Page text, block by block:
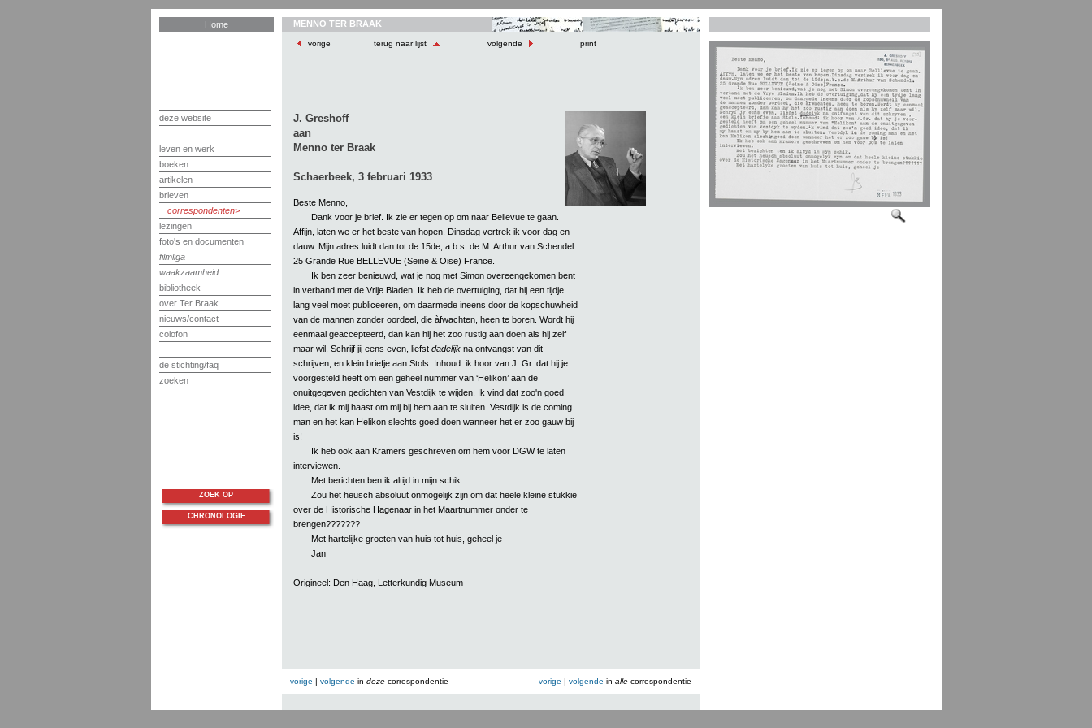
Home
deze website
leven en werk
boeken
artikelen
brieven
correspondenten
lezingen
foto's en documenten
filmliga
waakzaamheid
bibliotheek
over Ter Braak
nieuws/contact
colofon
de stichting/faq
zoeken
MENNO TER BRAAK
vorige terug naar lijst volgende print
J. Greshoff
aan
Menno ter Braak
Schaerbeek, 3 februari 1933
Beste Menno,
Dank voor je brief. Ik zie er tegen op om naar Bellevue te gaan.
Affijn, laten we er het beste van hopen. Dinsdag vertrek ik voor dag en
dauw. Mijn adres luidt dan tot de 15de; a.b.s. de M. Arthur van Schendel.
25 Grande Rue BELLEVUE (Seine & Oise) France.
Ik ben zeer benieuwd, wat je nog met Simon overeengekomen bent
in verband met de Vrije Bladen. Ik heb de overtuiging, dat hij een tijdje
lang veel moet publiceeren, om daarmede ineens door de kopschuwheid
van de mannen zonder oordeel, die àfwachten, heen te boren. Wordt hij
eenmaal geaccepteerd, dan kan hij het zoo rustig aan doen als hij zelf
maar wil. Schrijf jij eens even, liefst dadelijkna ontvangst van dit
schrijven, en klein briefje aan Stols. Inhoud: ik hoor van J. Gr. dat hij je
voorgesteld heeft om een geheel nummer van ‘Helikon’ aan de
onuitgegeven gedichten van Vestdijk te wijden. Ik vind dat zoo'n goed
idee, dat ik mij haast om mij bij hem aan te sluiten. Vestdijk is de coming
man en het kan Helikon slechts goed doen wanneer het er zoo gauw bij
is!
Ik heb ook aan Kramers geschreven om hem voor DGW te laten
interviewen.
Met berichten ben ik altijd in mijn schik.
Zou het heusch absoluut onmogelijk zijn om dat heele kleine stukkie
over de Historische Hagenaar in het Maartnummer onder te
brengen???????
Met hartelijke groeten van huis tot huis, geheel je
Jan
Origineel: Den Haag, Letterkundig Museum
vorige | volgende in dezecorrespondentie vorige | volgende in allecorrespondentie
ZOEK OP
CHRONOLOGIE